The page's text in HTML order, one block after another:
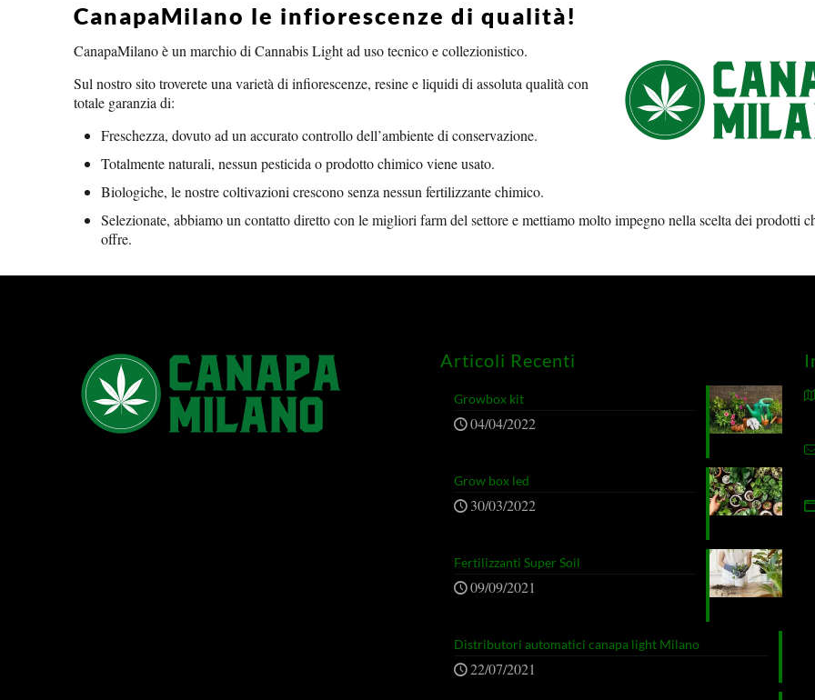
CanapaMilano le infiorescenze di qualità!
CanapaMilano è un marchio di Cannabis Light ad uso tecnico e collezionistico.
Sul nostro sito troverete una varietà di infiorescenze, resine e liquidi di assoluta qualità con
totale garanzia di:
Freschezza, dovuto ad un accurato controllo dell’ambiente di conservazione.
Totalmente naturali, nessun pesticida o prodotto chimico viene usato.
Biologiche, le nostre coltivazioni crescono senza nessun fertilizzante chimico.
Selezionate, abbiamo un contatto diretto con le migliori farm del settore e mettiamo molto impegno nella scelta dei prodotti
offre.
Articoli Recenti
Growbox kit
04/04/2022
Grow box led
30/03/2022
Fertilizzanti Super Soil
09/09/2021
Distributori automatici canapa light Milano
22/07/2021